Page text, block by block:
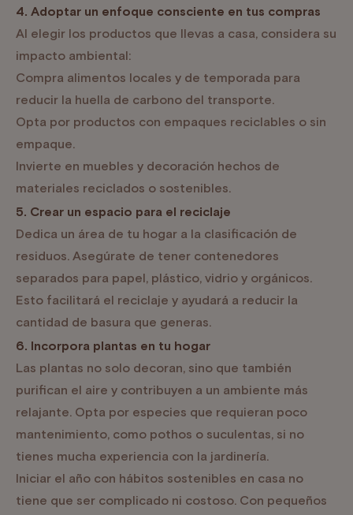
4. Adoptar un enfoque consciente en tus compras
Al elegir los productos que llevas a casa, considera su
impacto ambiental:
Compra alimentos locales y de temporada para
reducir la huella de carbono del transporte.
Opta por productos con empaques reciclables o sin
empaque.
Invierte en muebles y decoración hechos de
materiales reciclados o sostenibles.
5. Crear un espacio para el reciclaje
Dedica un área de tu hogar a la clasificación de
residuos. Asegúrate de tener contenedores
separados para papel, plástico, vidrio y orgánicos.
Esto facilitará el reciclaje y ayudará a reducir la
cantidad de basura que generas.
6. Incorpora plantas en tu hogar
Las plantas no solo decoran, sino que también
purifican el aire y contribuyen a un ambiente más
relajante. Opta por especies que requieran poco
mantenimiento, como pothos o suculentas, si no
tienes mucha experiencia con la jardinería.
Iniciar el año con hábitos sostenibles en casa no
tiene que ser complicado ni costoso. Con pequeños